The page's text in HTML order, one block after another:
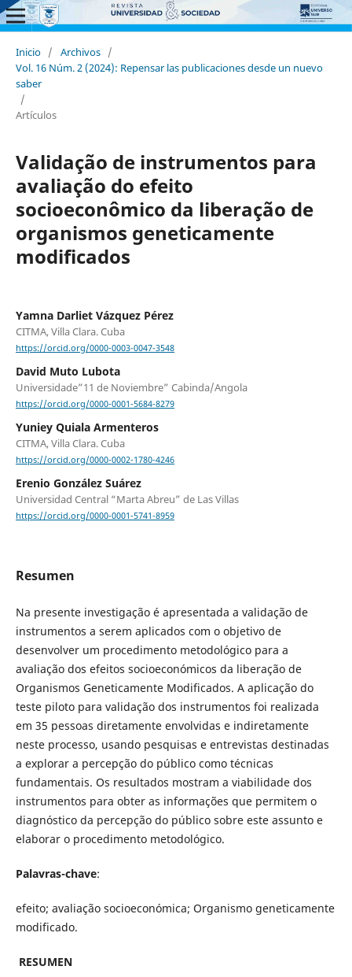
Inicio / Archivos /
Vol. 16 Núm. 2 (2024): Repensar las publicaciones desde un nuevo
saber
/
Artículos
Validação de instrumentos para
avaliação do efeito
socioeconômico da liberação de
organismos geneticamente
modificados
Yamna Darliet Vázquez Pérez
CITMA, Villa Clara. Cuba
https://orcid.org/0000-0003-0047-3548
David Muto Lubota
Universidade”11 de Noviembre” Cabinda/Angola
https://orcid.org/0000-0001-5684-8279
Yuniey Quiala Armenteros
CITMA, Villa Clara. Cuba
https://orcid.org/0000-0002-1780-4246
Erenio González Suárez
Universidad Central “Marta Abreu” de Las Villas
https://orcid.org/0000-0001-5741-8959
Resumen
Na presente investigação é apresentada a validação de
instrumentos a serem aplicados com o objetivo de
desenvolver um procedimento metodológico para a
avaliação dos efeitos socioeconómicos da liberação de
Organismos Geneticamente Modificados. A aplicação do
teste piloto para validação dos instrumentos foi realizada
em 35 pessoas diretamente envolvidas e indiretamente
neste processo, usando pesquisas e entrevistas destinadas
a explorar a percepção do público como técnicas
fundamentais. Os resultados mostram a viabilidade dos
instrumentos para obter as informações que permitem o
diagnóstico da percepção do público sobre este assunto e
elaborar o procedimento metodológico.
Palavras-chave:
efeito; avaliação socioeconómica; Organismo geneticamente
modificado.
RESUMEN